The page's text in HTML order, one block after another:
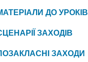
ДО УРОКІВ
ЗАХОДІВ
ЗАХОДИ